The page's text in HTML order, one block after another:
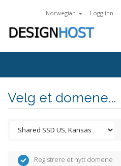
Norwegian Logg inn
Velg et domene...
Registrere et nytt domene